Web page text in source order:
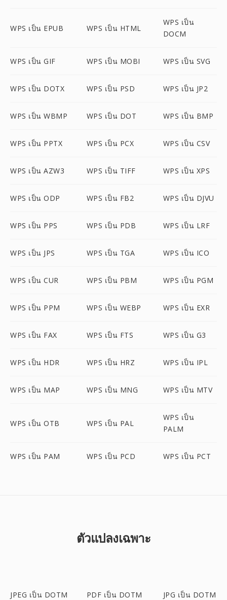
WPS เป็น EPUB WPS เป็น HTML
WPS เป็น
DOCM
WPS เป็น GIF WPS เป็น MOBI WPS เป็น SVG
WPS เป็น DOTX WPS เป็น PSD WPS เป็น JP2
WPS เป็น WBMP WPS เป็น DOT WPS เป็น BMP
WPS เป็น PPTX WPS เป็น PCX WPS เป็น CSV
WPS เป็น AZW3 WPS เป็น TIFF WPS เป็น XPS
WPS เป็น ODP WPS เป็น FB2 WPS เป็น DJVU
WPS เป็น PPS WPS เป็น PDB WPS เป็น LRF
WPS เป็น JPS WPS เป็น TGA WPS เป็น ICO
WPS เป็น CUR WPS เป็น PBM WPS เป็น PGM
WPS เป็น PPM WPS เป็น WEBP WPS เป็น EXR
WPS เป็น FAX WPS เป็น FTS WPS เป็น G3
WPS เป็น HDR WPS เป็น HRZ WPS เป็น IPL
WPS เป็น MAP WPS เป็น MNG WPS เป็น MTV
WPS เป็น OTB WPS เป็น PAL
WPS เป็น
PALM
WPS เป็น PAM WPS เป็น PCD WPS เป็น PCT
ตัวแปลงเฉพาะ
JPEG เป็น DOTM PDF เป็น DOTM JPG เป็น DOTM